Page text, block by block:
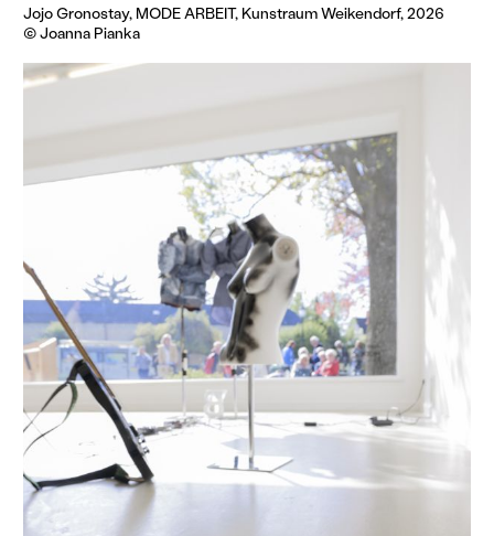
Jojo Gronostay, MODE ARBEIT, Kunstraum Weikendorf, 2026
© Joanna Pianka